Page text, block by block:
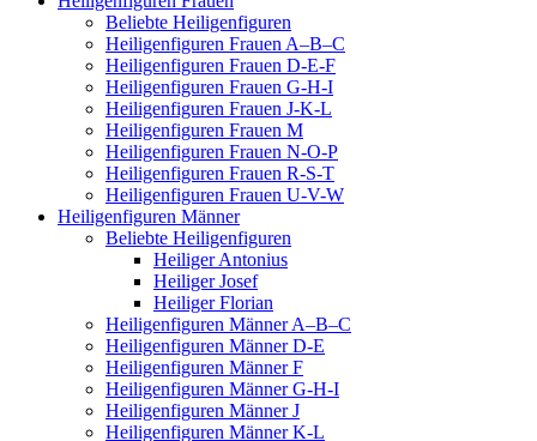
Beliebte Heiligenfiguren
Heiligenfiguren Frauen A–B–C
Heiligenfiguren Frauen D-E-F
Heiligenfiguren Frauen G-H-I
Heiligenfiguren Frauen J-K-L
Heiligenfiguren Frauen M
Heiligenfiguren Frauen N-O-P
Heiligenfiguren Frauen R-S-T
Heiligenfiguren Frauen U-V-W
Heiligenfiguren Männer
Beliebte Heiligenfiguren
Heiliger Antonius
Heiliger Josef
Heiliger Florian
Heiligenfiguren Männer A–B–C
Heiligenfiguren Männer D-E
Heiligenfiguren Männer F
Heiligenfiguren Männer G-H-I
Heiligenfiguren Männer J
Heiligenfiguren Männer K-L